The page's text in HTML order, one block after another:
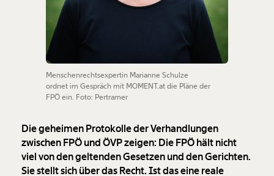
Menschenrechtsexpertin Marianne Schulze
ordnet im Gespräch mit MOMENT.at die Pläne der
FPÖ ein. Foto: Pertramer
Die geheimen Protokolle der Verhandlungen
zwischen FPÖ und ÖVP zeigen: Die FPÖ hält nicht
viel von den geltenden Gesetzen und den Gerichten.
Sie stellt sich über das Recht. Ist das eine reale